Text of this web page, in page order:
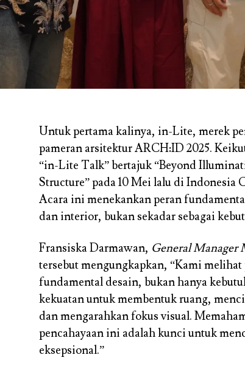
Untuk pertama kalinya, in-Lite, merek
pameran arsitektur ARCH:ID 2025.
“in-Lite Talk” bertajuk “Beyond
Structure” pada 10 Mei lalu di
Acara ini menekankan peran
dan interior, bukan sekadar sebagai
Fransiska Darmawan, General Manager
tersebut mengungkapkan, “Kami melihat
fundamental desain, bukan hanya
kekuatan untuk membentuk ruang,
dan mengarahkan fokus visual.
pencahayaan ini adalah kunci untuk
eksepsional.”